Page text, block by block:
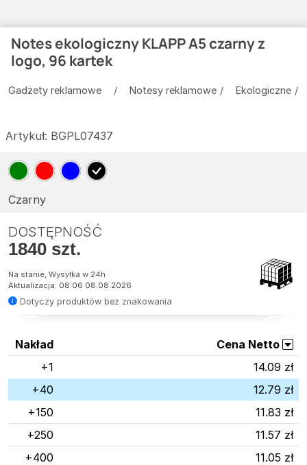
Notes ekologiczny KLAPP A5 czarny z
logo, 96 kartek
Gadżety reklamowe Notesy reklamowe Ekologiczne
Artykuł: BGPL07437
Czarny
DOSTĘPNOŚĆ
1840 szt.
Na stanie, Wysyłka w 24h
Aktualizacja: 08:06 08.08.2026
Dotyczy produktów bez znakowania
Nakład
Cena Netto
+1
14.09 zł
+40
12.79 zł
+150
11.83 zł
+250
11.57 zł
+400
11.05 zł